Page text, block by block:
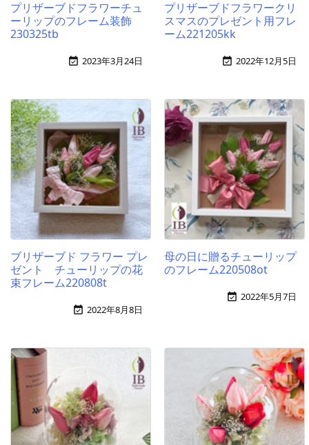
プリザーブドフラワーチュ
ーリップのフレーム装飾
230325tb
 2023年3月24日
プリザーブドフラワークリ
スマスのプレゼント用フレ
ーム221205kk
 2022年12月5日
ブリザーブド フラワー プレ
ゼント チューリップの花
束フレーム220808t
 2022年8月8日
母の日に贈るチューリップ
のフレーム220508ot
 2022年5月7日